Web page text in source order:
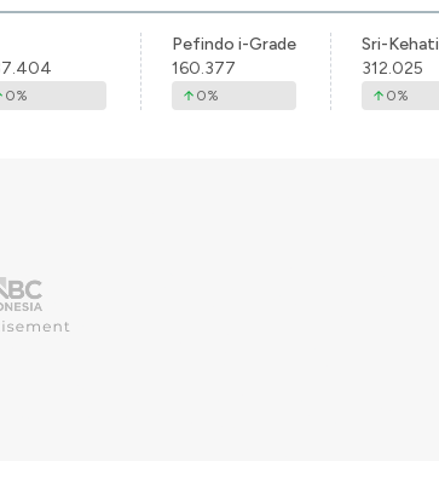
0%
Pefindo i-Grade
160.377
0%
Sri-Kehati
312.025
0%